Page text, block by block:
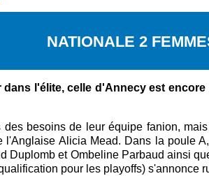
NATIONALE 2
l'élite, celle d'Annecy est
besoins de leur équipe fanion,
l'Anglaise Alicia Mead. Dans la poule
et Ombeline Parbaud ainsi
pour les playoffs) s'annonce